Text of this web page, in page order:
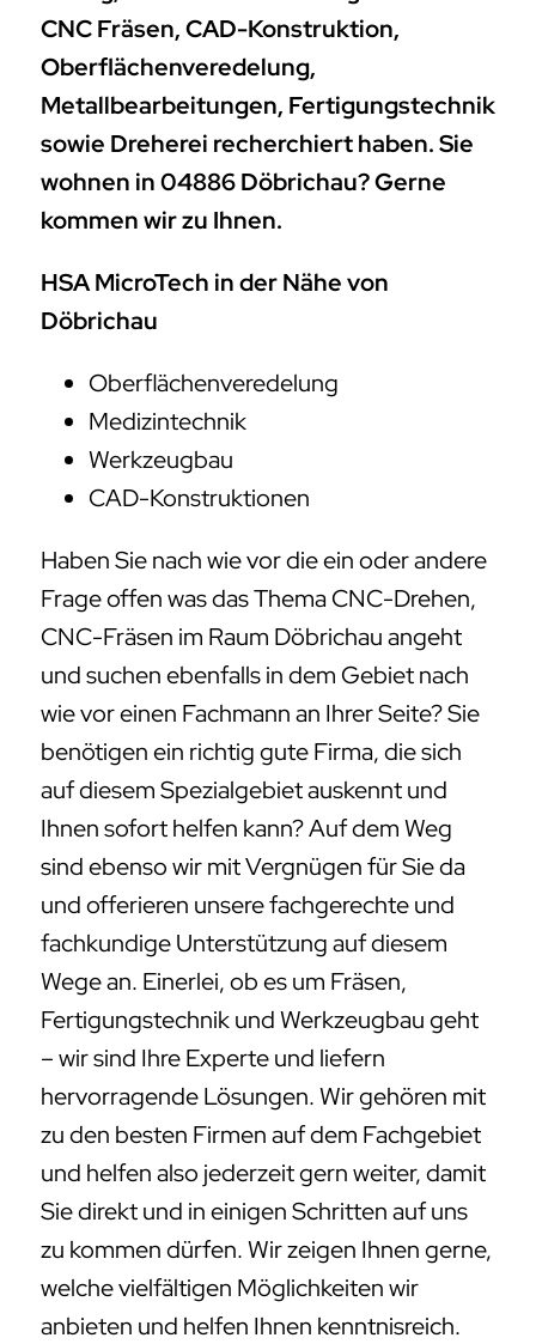
CNC Fräsen, CAD-Konstruktion,
Oberflächenveredelung,
Metallbearbeitungen, Fertigungstechnik
sowie Dreherei recherchiert haben. Sie
wohnen in 04886 Döbrichau? Gerne
kommen wir zu Ihnen.
HSA MicroTech in der Nähe von
Döbrichau
Oberflächenveredelung
Medizintechnik
Werkzeugbau
CAD-Konstruktionen
Haben Sie nach wie vor die ein oder andere
Frage offen was das Thema CNC-Drehen,
CNC-Fräsen im Raum Döbrichau angeht
und suchen ebenfalls in dem Gebiet nach
wie vor einen Fachmann an Ihrer Seite? Sie
benötigen ein richtig gute Firma, die sich
auf diesem Spezialgebiet auskennt und
Ihnen sofort helfen kann? Auf dem Weg
sind ebenso wir mit Vergnügen für Sie da
und offerieren unsere fachgerechte und
fachkundige Unterstützung auf diesem
Wege an. Einerlei, ob es um Fräsen,
Fertigungstechnik und Werkzeugbau geht
– wir sind Ihre Experte und liefern
hervorragende Lösungen. Wir gehören mit
zu den besten Firmen auf dem Fachgebiet
und helfen also jederzeit gern weiter, damit
Sie direkt und in einigen Schritten auf uns
zu kommen dürfen. Wir zeigen Ihnen gerne,
welche vielfältigen Möglichkeiten wir
anbieten und helfen Ihnen kenntnisreich.